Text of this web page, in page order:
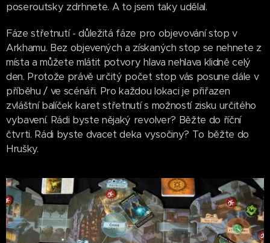
poseroutsky zdrhnete. A to jsem taky udělal.
Fáze střetnutí - důležitá fáze pro objevování stop v
Arkhamu. Bez objevených a získaných stop se nehnete z
místa a můžete mlátit potvory hlava nehlava klidně celý
den. Protože právě určitý počet stop vás posune dále v
příběhu / ve scénáři. Pro každou lokaci je přiřazen
zvláštní balíček karet střetnutí s možností zisku určitého
vybavení. Rádi byste nějaký revolver? Běžte do říční
čtvrti. Rádi byste dvacet deka vysočiny? To běžte do
Hrušky.